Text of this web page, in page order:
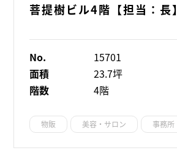
菩提樹ビル4階【担当：長】
No.
15701
面積
23.7坪
階数
4階
物販 美容・サロン 事務所